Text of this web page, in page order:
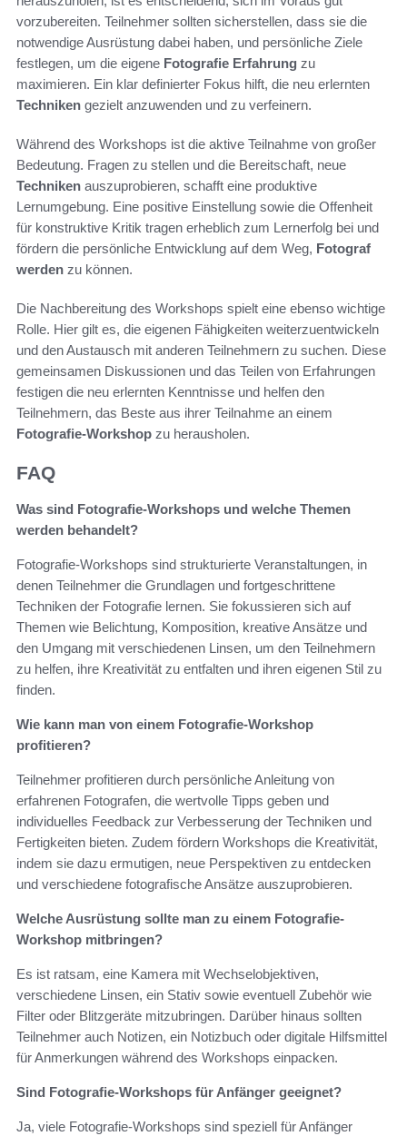
vorzubereiten. Teilnehmer sollten sicherstellen, dass sie die
notwendige Ausrüstung dabei haben, und persönliche Ziele
festlegen, um die eigene Fotografie Erfahrung zu
maximieren. Ein klar definierter Fokus hilft, die neu erlernten
Techniken gezielt anzuwenden und zu verfeinern.
Während des Workshops ist die aktive Teilnahme von großer
Bedeutung. Fragen zu stellen und die Bereitschaft, neue
Techniken auszuprobieren, schafft eine produktive
Lernumgebung. Eine positive Einstellung sowie die Offenheit
für konstruktive Kritik tragen erheblich zum Lernerfolg bei und
fördern die persönliche Entwicklung auf dem Weg, Fotograf
werden zu können.
Die Nachbereitung des Workshops spielt eine ebenso wichtige
Rolle. Hier gilt es, die eigenen Fähigkeiten weiterzuentwickeln
und den Austausch mit anderen Teilnehmern zu suchen. Diese
gemeinsamen Diskussionen und das Teilen von Erfahrungen
festigen die neu erlernten Kenntnisse und helfen den
Teilnehmern, das Beste aus ihrer Teilnahme an einem
Fotografie-Workshop zu herausholen.
FAQ
Was sind Fotografie-Workshops und welche Themen
werden behandelt?
Fotografie-Workshops sind strukturierte Veranstaltungen, in
denen Teilnehmer die Grundlagen und fortgeschrittene
Techniken der Fotografie lernen. Sie fokussieren sich auf
Themen wie Belichtung, Komposition, kreative Ansätze und
den Umgang mit verschiedenen Linsen, um den Teilnehmern
zu helfen, ihre Kreativität zu entfalten und ihren eigenen Stil zu
finden.
Wie kann man von einem Fotografie-Workshop
profitieren?
Teilnehmer profitieren durch persönliche Anleitung von
erfahrenen Fotografen, die wertvolle Tipps geben und
individuelles Feedback zur Verbesserung der Techniken und
Fertigkeiten bieten. Zudem fördern Workshops die Kreativität,
indem sie dazu ermutigen, neue Perspektiven zu entdecken
und verschiedene fotografische Ansätze auszuprobieren.
Welche Ausrüstung sollte man zu einem Fotografie-
Workshop mitbringen?
Es ist ratsam, eine Kamera mit Wechselobjektiven,
verschiedene Linsen, ein Stativ sowie eventuell Zubehör wie
Filter oder Blitzgeräte mitzubringen. Darüber hinaus sollten
Teilnehmer auch Notizen, ein Notizbuch oder digitale Hilfsmittel
für Anmerkungen während des Workshops einpacken.
Sind Fotografie-Workshops für Anfänger geeignet?
Ja, viele Fotografie-Workshops sind speziell für Anfänger